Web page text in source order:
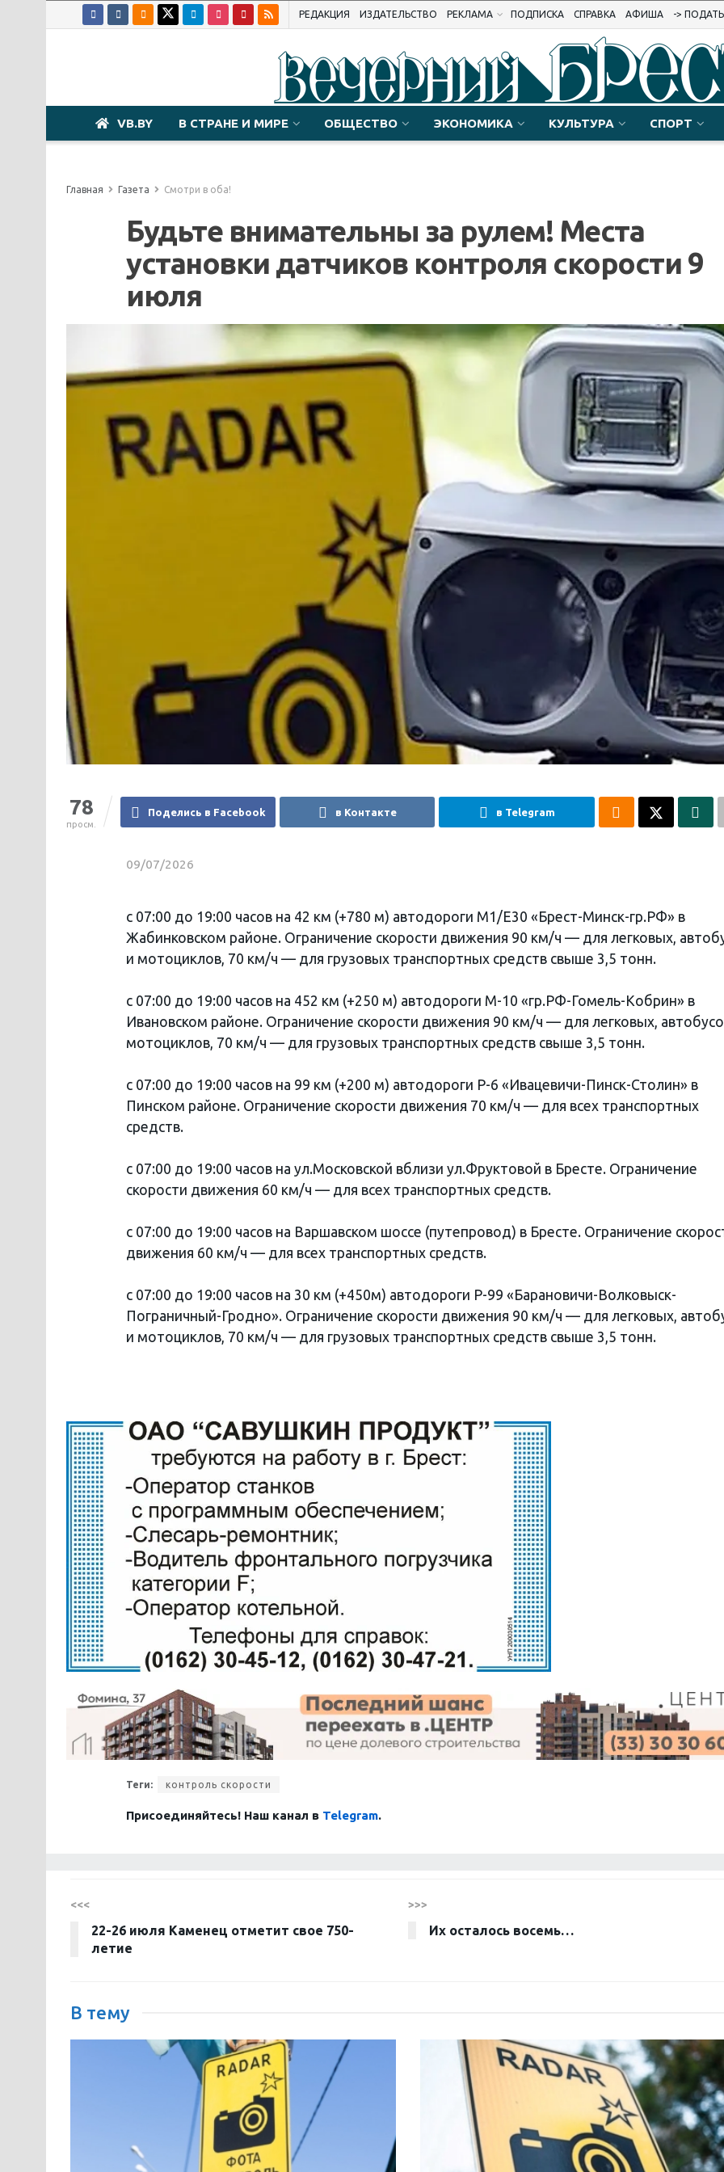
РЕДАКЦИЯ ИЗДАТЕЛЬСТВО РЕКЛАМА ПОДПИСКА СПРАВКА АФИША ->
VB.BY В СТРАНЕ И МИРЕ ОБЩЕСТВО ЭКОНОМИКА КУЛЬТУРА СПОРТ
Главная Газета Смотри в оба!
Будьте внимательны за рулем! Места
установки датчиков контроля скорости 9
июля
78
просм.
Поделись в Facebook в Контакте в Telegram
09/07/2026
с 07:00 до 19:00 часов на 42 км (+780 м) автодороги М1/Е30 «Брест-Минск-гр.РФ» в
Жабинковском районе. Ограничение скорости движения 90 км/ч — для легковых,
и мотоциклов, 70 км/ч — для грузовых транспортных средств свыше 3,5 тонн.
с 07:00 до 19:00 часов на 452 км (+250 м) автодороги М-10 «гр.РФ-Гомель-Кобрин» в
Ивановском районе. Ограничение скорости движения 90 км/ч — для легковых,
мотоциклов, 70 км/ч — для грузовых транспортных средств свыше 3,5 тонн.
с 07:00 до 19:00 часов на 99 км (+200 м) автодороги Р-6 «Ивацевичи-Пинск-Столин» в
Пинском районе. Ограничение скорости движения 70 км/ч — для всех транспортных
средств.
с 07:00 до 19:00 часов на ул.Московской вблизи ул.Фруктовой в Бресте. Ограничение
скорости движения 60 км/ч — для всех транспортных средств.
с 07:00 до 19:00 часов на Варшавском шоссе (путепровод) в Бресте. Ограничение
движения 60 км/ч — для всех транспортных средств.
с 07:00 до 19:00 часов на 30 км (+450м) автодороги Р-99 «Барановичи-Волковыск-
Пограничный-Гродно». Ограничение скорости движения 90 км/ч — для легковых,
и мотоциклов, 70 км/ч — для грузовых транспортных средств свыше 3,5 тонн.
Теги: контроль скорости
Присоединяйтесь! Наш канал в Telegram.
<<<
22-26 июля Каменец отметит свое 750-
летие
>>>
Их осталось восемь…
В тему